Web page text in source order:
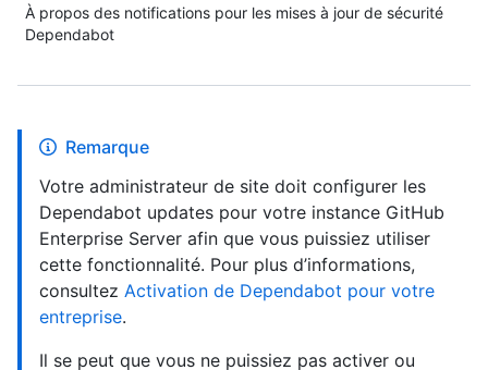
À propos des notifications pour les mises à jour de sécurité
Dependabot
Remarque
Votre administrateur de site doit configurer les
Dependabot updates pour votre instance GitHub
Enterprise Server afin que vous puissiez utiliser
cette fonctionnalité. Pour plus d’informations,
consultez Activation de Dependabot pour votre
entreprise.
Il se peut que vous ne puissiez pas activer ou